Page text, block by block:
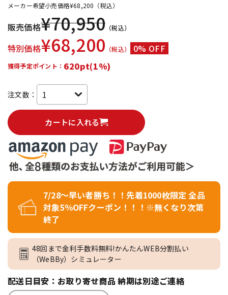
メーカー希望小売価格¥68,200 （税込）
販売価格¥70,950 （税込）
特別価格¥68,200 （税込） 0% OFF
獲得予定ポイント： 620pt(1%)
注文数：
カートに入れる
7/28～早い者勝ち！！先着1000枚限定 全品
対象5％OFFクーポン！！！※無くなり次第
終了
48回まで金利手数料無料!かんたんWEB分割払い
（WeBBy）シミュレーター
配送日目安：お取り寄せ商品 納期は別途ご連絡